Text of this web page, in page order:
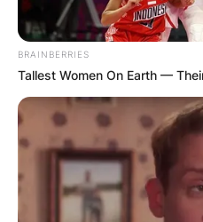
BRAINBERRIES
Tallest Women On Earth —